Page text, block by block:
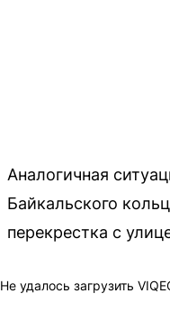
Аналогичная
Байкальского
перекрестка с
Не удалось загрузить